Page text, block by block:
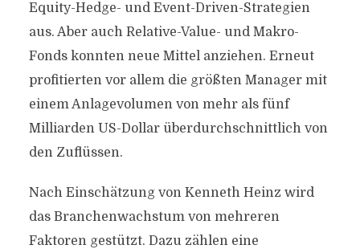
Equity-Hedge- und Event-Driven-Strategien
aus. Aber auch Relative-Value- und Makro-
Fonds konnten neue Mittel anziehen. Erneut
profitierten vor allem die größten Manager mit
einem Anlagevolumen von mehr als fünf
Milliarden US-Dollar überdurchschnittlich von
den Zuflüssen.
Nach Einschätzung von Kenneth Heinz wird
das Branchenwachstum von mehreren
Faktoren gestützt. Dazu zählen eine